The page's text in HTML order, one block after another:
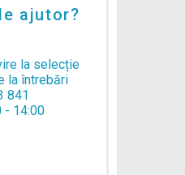
ajutor?
la selecție
la întrebări
841
- 14:00